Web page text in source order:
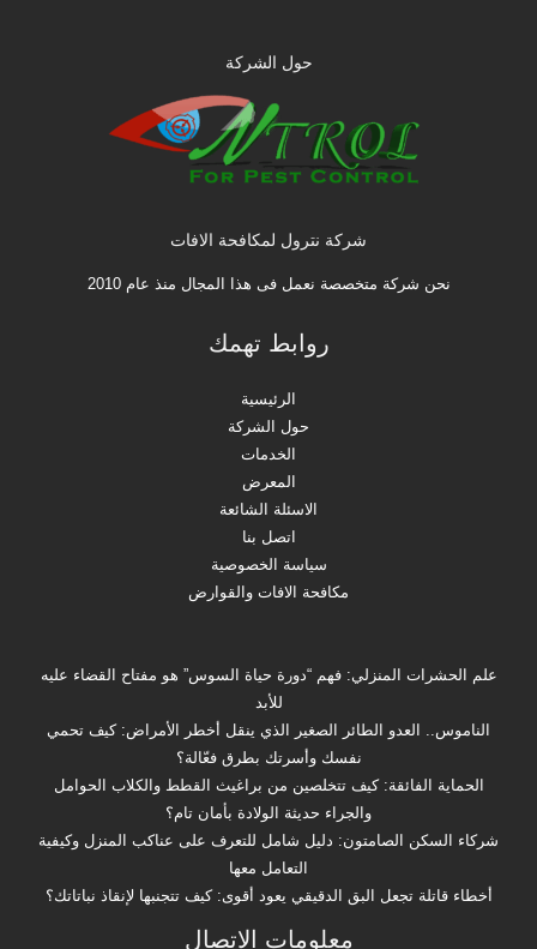
حول الشركة
شركة نترول لمكافحة الافات
نحن شركة متخصصة نعمل فى هذا المجال منذ عام 2010
روابط تهمك
الرئيسية
حول الشركة
الخدمات
المعرض
الاسئلة الشائعة
اتصل بنا
سياسة الخصوصية
مكافحة الافات والقوارض
علم الحشرات المنزلي: فهم “دورة حياة السوس” هو مفتاح القضاء عليه
للأبد
الناموس.. العدو الطائر الصغير الذي ينقل أخطر الأمراض: كيف تحمي
نفسك وأسرتك بطرق فعّالة؟
الحماية الفائقة: كيف تتخلصين من براغيث القطط والكلاب الحوامل
والجراء حديثة الولادة بأمان تام؟
شركاء السكن الصامتون: دليل شامل للتعرف على عناكب المنزل وكيفية
التعامل معها
أخطاء قاتلة تجعل البق الدقيقي يعود أقوى: كيف تتجنبها لإنقاذ نباتاتك؟
معلومات الاتصال